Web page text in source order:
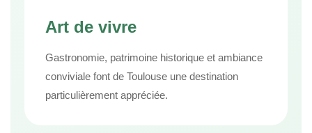
Art de vivre
Gastronomie, patrimoine historique et ambiance
conviviale font de Toulouse une destination
particulièrement appréciée.